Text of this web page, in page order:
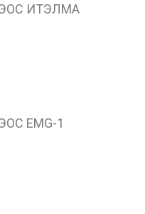
ИТЭЛМА
EMG-1